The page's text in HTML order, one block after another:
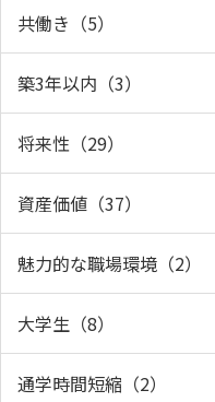
共働き（5）
築3年以内（3）
将来性（29）
資産価値（37）
魅力的な職場環境（2）
大学生（8）
通学時間短縮（2）